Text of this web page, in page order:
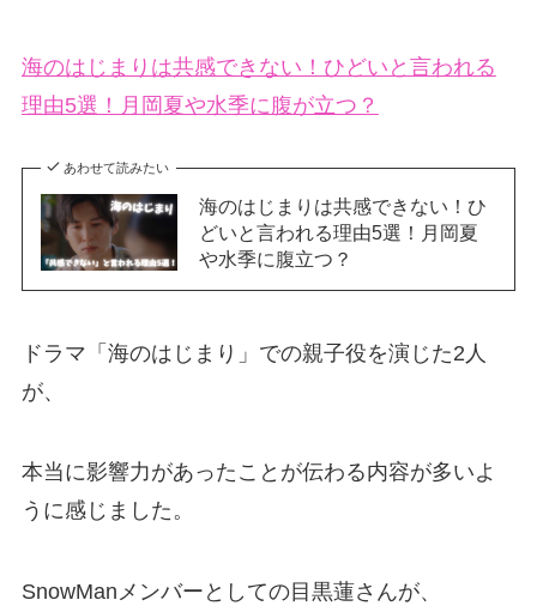
海のはじまりは共感できない！ひどいと言われる
理由5選！月岡夏や水季に腹が立つ？
あわせて読みたい
海のはじまりは共感できない！ひ
どいと言われる理由5選！月岡夏
や水季に腹立つ？
ドラマ「海のはじまり」での親子役を演じた2人
が、
本当に影響力があったことが伝わる内容が多いよ
うに感じました。
SnowManメンバーとしての目黒蓮さんが、